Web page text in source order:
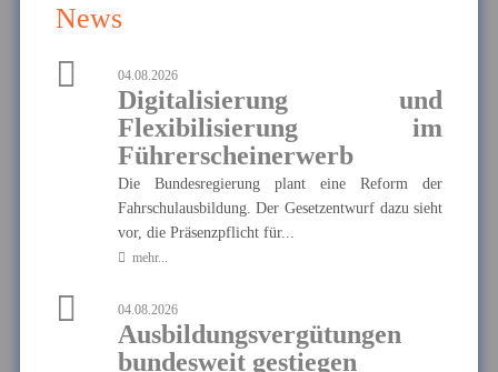
News
04.08.2026
Digitalisierung und
Flexibilisierung im
Führerscheinerwerb
Die Bundesregierung plant eine Reform der
Fahrschulausbildung. Der Gesetzentwurf dazu sieht
vor, die Präsenzpflicht für...
mehr...
04.08.2026
Ausbildungsvergütungen
bundesweit gestiegen
Ausgewählte Produkte
Die Haftpflichtkasse -
Privathaftpflicht
Die Haftpflichtkasse -
Privathaftpflicht
Hier finden Sie alle wichtigen
Informationen und Druckstücke
zur privaten
Haftpflichtversicherung der
Haftpflichtkasse.
MEHR